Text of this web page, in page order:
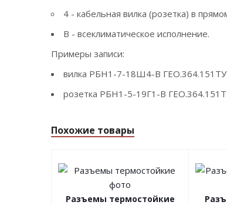
4 - кабельная вилка (розетка) в
В - всеклиматическое исполнение.
Примеры записи:
вилка РБН1-7-18Ш4-В ГЕО.364.151ТУ
розетка РБН1-5-19Г1-В
Похожие товары
Разъемы термостойкие